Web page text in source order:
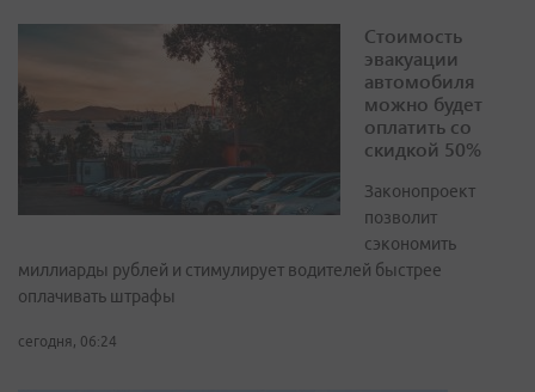
Стоимость
эвакуации
автомобиля
можно будет
оплатить со
скидкой 50%
Законопроект
позволит
сэкономить
миллиарды рублей и стимулирует водителей быстрее
оплачивать штрафы
сегодня, 06:24